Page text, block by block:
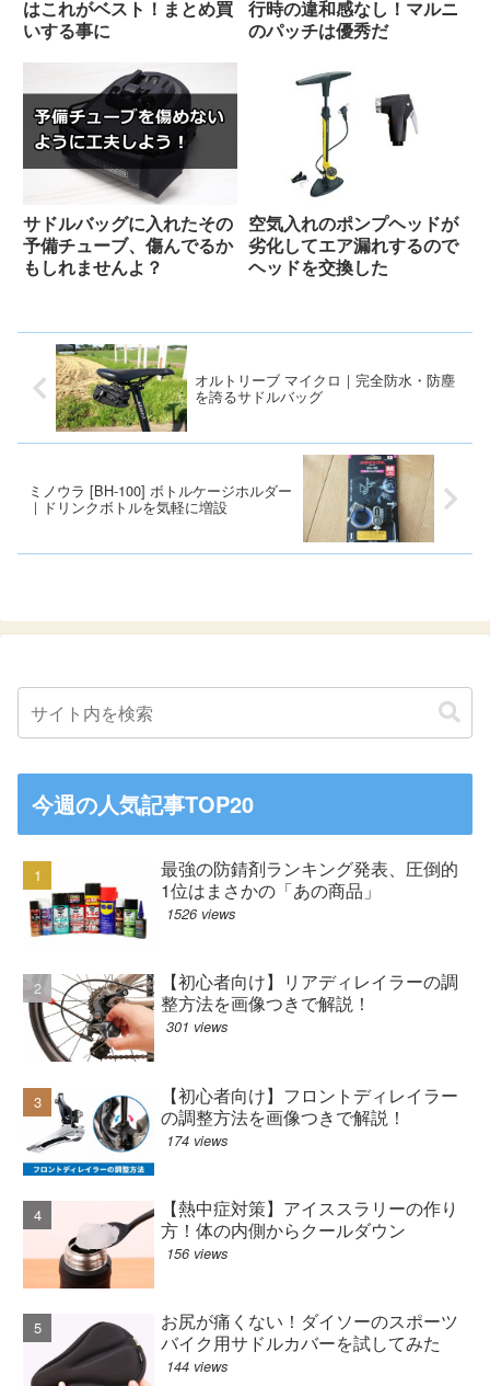
はこれがベスト！まとめ買
いする事に
行時の違和感なし！マルニ
のパッチは優秀だ
サドルバッグに入れたその
予備チューブ、傷んでるか
もしれませんよ？
空気入れのポンプヘッドが
劣化してエア漏れするので
ヘッドを交換した
オルトリーブ マイクロ｜完全防水・防塵
を誇るサドルバッグ
ミノウラ [BH-100] ボトルケージホルダー
｜ドリンクボトルを気軽に増設
今週の人気記事TOP20
最強の防錆剤ランキング発表、圧倒的
1位はまさかの「あの商品」
1526 views
【初心者向け】リアディレイラーの調
整方法を画像つきで解説！
301 views
【初心者向け】フロントディレイラー
の調整方法を画像つきで解説！
174 views
【熱中症対策】アイススラリーの作り
方！体の内側からクールダウン
156 views
お尻が痛くない！ダイソーのスポーツ
バイク用サドルカバーを試してみた
144 views